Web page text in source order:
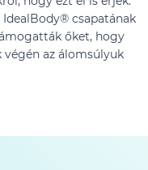
IdealBody® csapatának
őket, hogy
végén az álomsúlyuk